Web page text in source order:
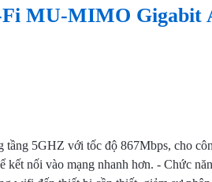
Fi MU-MIMO Gigabit
5GHZ với tốc độ 867Mbps, cho
nối vào mạng nhanh hơn. - Chức